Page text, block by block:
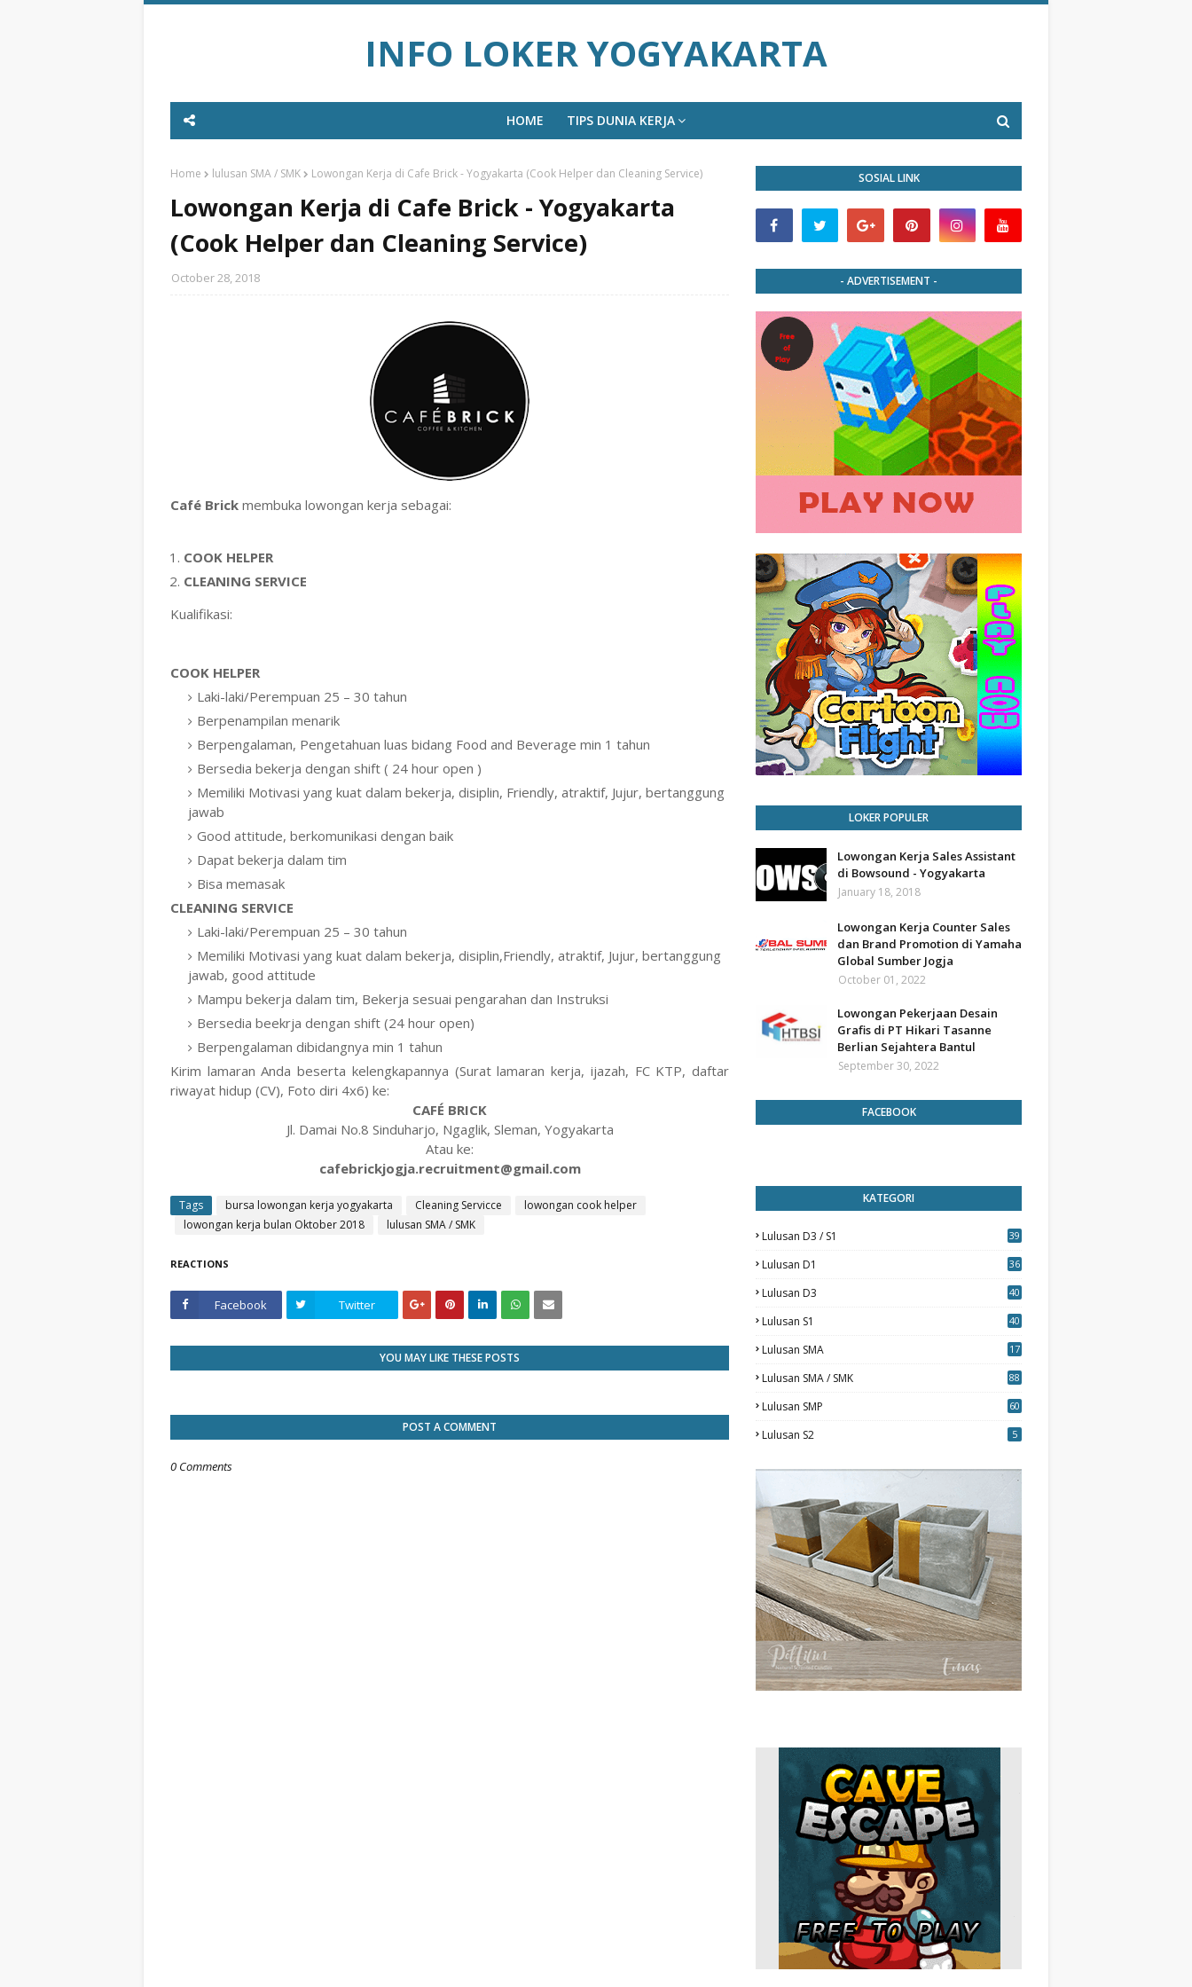
INFO LOKER YOGYAKARTA
HOME TIPS DUNIA KERJA
Home lulusan SMA / SMK Lowongan Kerja di Cafe Brick - Yogyakarta (Cook Helper dan Cleaning Service)
Lowongan Kerja di Cafe Brick - Yogyakarta
(Cook Helper dan Cleaning Service)
October 28, 2018
Café Brick membuka lowongan kerja sebagai:
COOK HELPER
CLEANING SERVICE
Kualifikasi:
COOK HELPER
Laki-laki/Perempuan 25 – 30 tahun
Berpenampilan menarik
Berpengalaman, Pengetahuan luas bidang Food and Beverage min 1 tahun
Bersedia bekerja dengan shift ( 24 hour open )
Memiliki Motivasi yang kuat dalam bekerja, disiplin, Friendly, atraktif, Jujur, bertanggung
jawab
Good attitude, berkomunikasi dengan baik
Dapat bekerja dalam tim
Bisa memasak
CLEANING SERVICE
Laki-laki/Perempuan 25 – 30 tahun
Memiliki Motivasi yang kuat dalam bekerja, disiplin,Friendly, atraktif, Jujur, bertanggung
jawab, good attitude
Mampu bekerja dalam tim, Bekerja sesuai pengarahan dan Instruksi
Bersedia beekrja dengan shift (24 hour open)
Berpengalaman dibidangnya min 1 tahun
Kirim lamaran Anda beserta kelengkapannya (Surat lamaran kerja, ijazah, FC KTP, daftar
riwayat hidup (CV), Foto diri 4x6) ke:
CAFÉ BRICK
Jl. Damai No.8 Sinduharjo, Ngaglik, Sleman, Yogyakarta
Atau ke:
cafebrickjogja.recruitment@gmail.com
Tags bursa lowongan kerja yogyakarta Cleaning Servicce
lowongan cook helper
lowongan kerja bulan Oktober 2018
lulusan SMA / SMK
REACTIONS
Facebook Twitter
YOU MAY LIKE THESE POSTS
POST A COMMENT
0 Comments
SOSIAL LINK
- ADVERTISEMENT -
LOKER POPULER
Lowongan Kerja Sales Assistant
di Bowsound - Yogyakarta
January 18, 2018
Lowongan Kerja Counter Sales
dan Brand Promotion di Yamaha
Global Sumber Jogja
October 01, 2022
Lowongan Pekerjaan Desain
Grafis di PT Hikari Tasanne
Berlian Sejahtera Bantul
September 30, 2022
FACEBOOK
KATEGORI
Lulusan D3 / S1
39
Lulusan D1 36
Lulusan D3
40
Lulusan S1
40
Lulusan SMA 17
Lulusan SMA / SMK
88
Lulusan SMP 60
Lulusan S2 5